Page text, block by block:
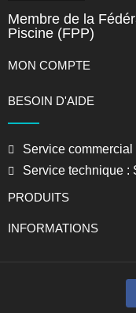
Membre de la
Piscine (FPP)
MON COMPTE
BESOIN D'AIDE
Service commercial
Service technique :
PRODUITS
INFORMATIONS